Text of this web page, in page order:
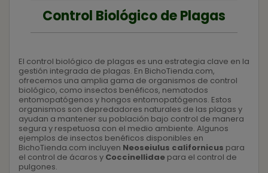
Control Biológico de Plagas
El control biológico de plagas es una estrategia clave en la
gestión integrada de plagas. En BichoTienda.com,
ofrecemos una amplia gama de organismos de control
biológico, como insectos benéficos, nematodos
entomopatógenos y hongos entomopatógenos. Estos
organismos son depredadores naturales de las plagas y
ayudan a mantener su población bajo control de manera
segura y respetuosa con el medio ambiente. Algunos
ejemplos de insectos benéficos disponibles en
BichoTienda.com incluyen Neoseiulus californicus para
el control de ácaros y Coccinellidae para el control de
pulgones.